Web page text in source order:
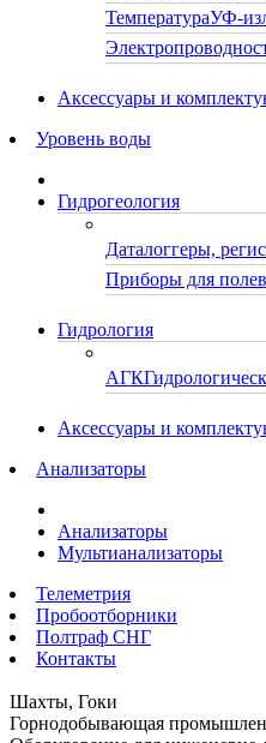
ТемператураУФ-
Аксессуары и
Уровень воды
Гидрогеология
Даталоггеры,
Приборы для
Гидрология
АГК
Аксессуары и
Анализаторы
Анализаторы
Мультианализаторы
Телеметрия
Пробоотборники
Полтраф СНГ
Контакты
Шахты, Гоки
Горнодобывающая